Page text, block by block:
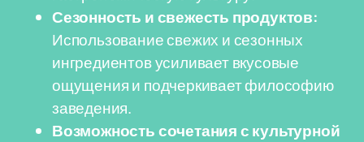
Сезонность и свежесть продуктов:
Использование свежих и сезонных
ингредиентов усиливает вкусовые
ощущения и подчеркивает философию
заведения.
Возможность сочетания с культурной